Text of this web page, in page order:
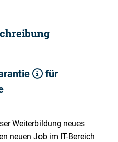
für
Weiterbildung neues
neuen Job im IT-Bereich